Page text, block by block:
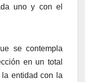
uno y con el
se contempla
en un total
entidad con la